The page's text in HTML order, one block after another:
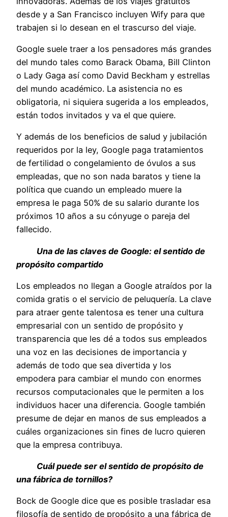
desde y a San Francisco incluyen Wify para que
trabajen si lo desean en el trascurso del viaje.
Google suele traer a los pensadores más grandes
del mundo tales como Barack Obama, Bill Clinton
o Lady Gaga así como David Beckham y estrellas
del mundo académico. La asistencia no es
obligatoria, ni siquiera sugerida a los empleados,
están todos invitados y va el que quiere.
Y además de los beneficios de salud y jubilación
requeridos por la ley, Google paga tratamientos
de fertilidad o congelamiento de óvulos a sus
empleadas, que no son nada baratos y tiene la
política que cuando un empleado muere la
empresa le paga 50% de su salario durante los
próximos 10 años a su cónyuge o pareja del
fallecido.
Una de las claves de Google: el sentido de
propósito compartido
Los empleados no llegan a Google atraídos por la
comida gratis o el servicio de peluquería. La clave
para atraer gente talentosa es tener una cultura
empresarial con un sentido de propósito y
transparencia que les dé a todos sus empleados
una voz en las decisiones de importancia y
además de todo que sea divertida y los
empodera para cambiar el mundo con enormes
recursos computacionales que le permiten a los
individuos hacer una diferencia. Google también
presume de dejar en manos de sus empleados a
cuáles organizaciones sin fines de lucro quieren
que la empresa contribuya.
Cuál puede ser el sentido de propósito de
una fábrica de tornillos?
Bock de Google dice que es posible trasladar esa
filosofía de sentido de propósito a una fábrica de